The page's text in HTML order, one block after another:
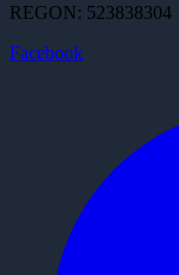
REGON: 523838304
Facebook